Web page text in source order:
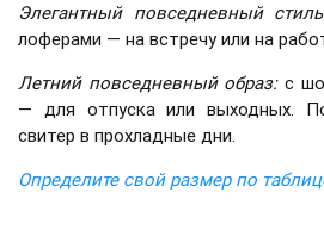
Элегантный повседневный
лоферами — на встречу или на
Летний повседневный образ:с
— для отпуска или выходных.
свитер в прохладные дни.
Определите свой размер по